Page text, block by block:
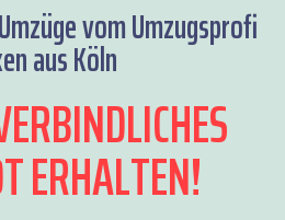
vom Umzugsprofi
aus Köln
ERHALTEN!